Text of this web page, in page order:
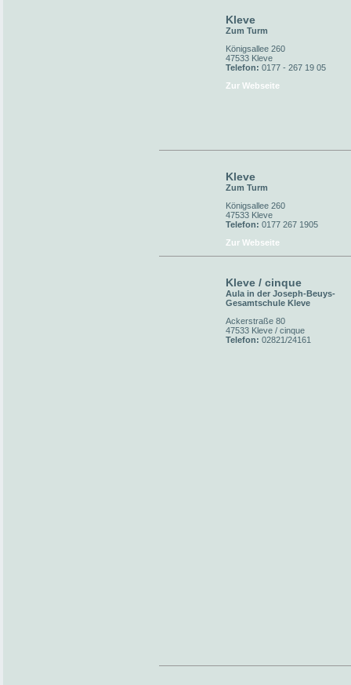
Kleve
Zum Turm
Königsallee 260
47533 Kleve
Telefon: 0177 - 267 19 05
Zur Webseite
Kleve
Zum Turm
Königsallee 260
47533 Kleve
Telefon: 0177 267 1905
Zur Webseite
Kleve / cinque
Aula in der Joseph-Beuys-
Gesamtschule Kleve
Ackerstraße 80
47533 Kleve / cinque
Telefon: 02821/24161